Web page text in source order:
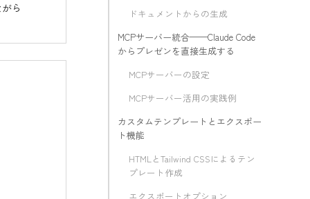
ら
ドキュメントからの生成
MCPサーバー統合——Claude Code
からプレゼンを直接生成する
MCPサーバーの設定
MCPサーバー活用の実践例
カスタムテンプレートとエクスポー
ト機能
HTMLとTailwind CSSによるテン
プレート作成
エクスポートオプション